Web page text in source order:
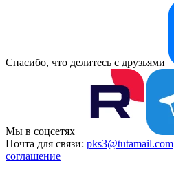
Спасибо, что делитесь с друзьями
Мы в соцсетях
Почта для связи: pks3@tutamail.com
соглашение